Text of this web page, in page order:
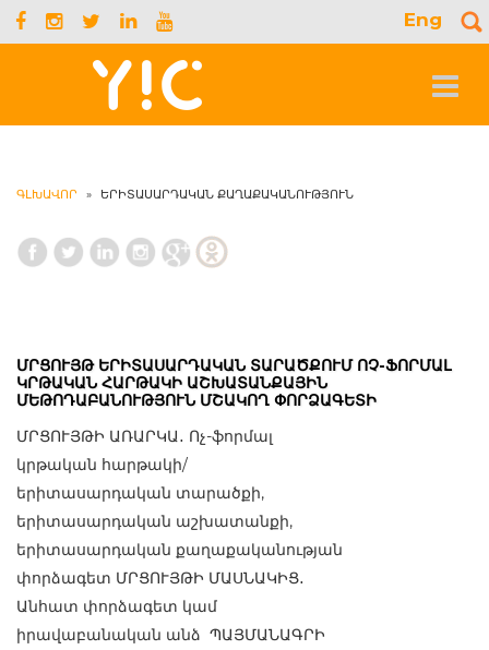
Eng
Toggle
ԳԼԽԱՎՈՐ » ԵՐԻՏԱՍԱՐԴԱԿԱՆ ՔԱՂԱՔԱԿԱՆՈՒԹՅՈՒՆ
ՄՐՑՈՒՅԹ ԵՐԻՏԱՍԱՐԴԱԿԱՆ ՏԱՐԱԾՔՈՒՄ ՈՉ-ՖՈՐՄԱԼ
ԿՐԹԱԿԱՆ ՀԱՐԹԱԿԻ ԱՇԽԱՏԱՆՔԱՅԻՆ
ՄԵԹՈԴԱԲԱՆՈՒԹՅՈՒՆ ՄՇԱԿՈՂ ՓՈՐՁԱԳԵՏԻ
ՄՐՑՈՒՅԹԻ ԱՌԱՐԿԱ․ Ոչ-ֆորմալ
կրթական հարթակի/
երիտասարդական տարածքի,
երիտասարդական աշխատանքի,
երիտասարդական քաղաքականության
փորձագետ ՄՐՑՈՒՅԹԻ ՄԱՍՆԱԿԻՑ․
Անհատ փորձագետ կամ
իրավաբանական անձ ՊԱՅՄԱՆԱԳՐԻ